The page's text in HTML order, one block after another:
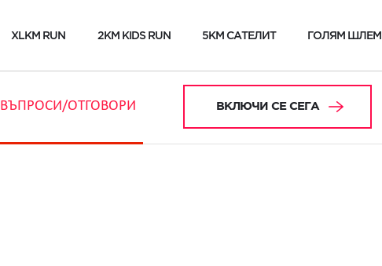
XLKM RUN 2KM KIDS RUN 5KM САТЕЛИТ ГОЛЯМ ШЛЕМ
ВЪПРОСИ/ОТГОВОРИ ВКЛЮЧИ СЕ СЕГА